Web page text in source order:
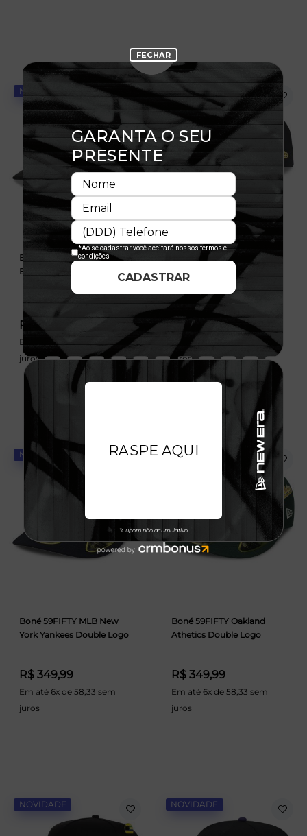
NOVIDADE
Boné 9FIFTY Pré-Curved
Buffalo Braves Suede
R$ 349,99
Em até 6x de 58,33 sem
juros
NOVIDADE
Boné 9FORTY A-Frame
Pittsburgh Pirates
R$ 349,99
Em até 6x de 58,33 sem
juros
NOVIDADE
Boné 59FIFTY MLB New
York Yankees Double Logo
R$ 349,99
Em até 6x de 58,33 sem
juros
NOVIDADE
Boné 59FIFTY Oakland
Athetics Double Logo
R$ 349,99
Em até 6x de 58,33 sem
juros
NOVIDADE NOVIDADE